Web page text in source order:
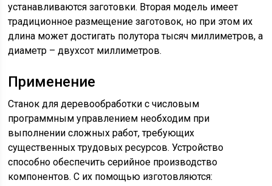
устанавливаются заготовки. Вторая модель имеет
традиционное размещение заготовок, но при этом их
длина может достигать полутора тысяч миллиметров, а
диаметр – двухсот миллиметров.
Применение
Станок для деревообработки с числовым
программным управлением необходим при
выполнении сложных работ, требующих
существенных трудовых ресурсов. Устройство
способно обеспечить серийное производство
компонентов. С их помощью изготовляются: